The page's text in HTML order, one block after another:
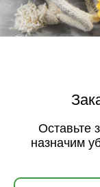
Оставьте
назначим